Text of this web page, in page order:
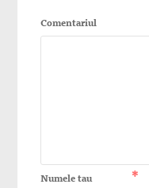
Comentariul
Numele tau *